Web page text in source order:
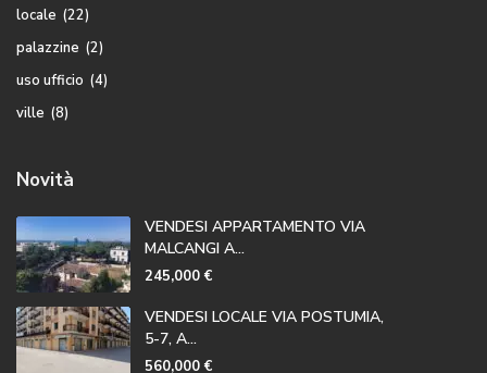
locale (22)
palazzine (2)
uso ufficio (4)
ville (8)
Novità
VENDESI APPARTAMENTO VIA
MALCANGI A...
245,000 €
VENDESI LOCALE VIA POSTUMIA,
5-7, A...
560,000 €